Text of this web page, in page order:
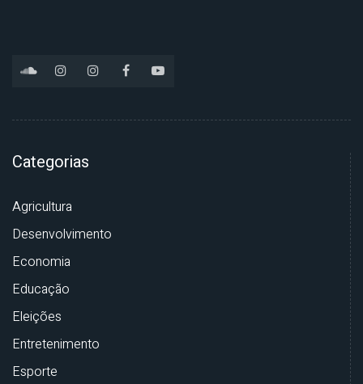
Categorias
Agricultura
Desenvolvimento
Economia
Educação
Eleições
Entretenimento
Esporte